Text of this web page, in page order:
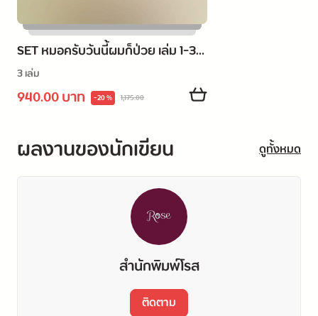
SET หมอครับวันนี้ผมก็ป่วย เล่ม 1-3
(จบ)
3 เล่ม
940.00 บาท -20 % 1,175.00
ผลงานของนักเขียน ดูทั้งหมด
สำนักพิมพ์โรส
ติดตาม